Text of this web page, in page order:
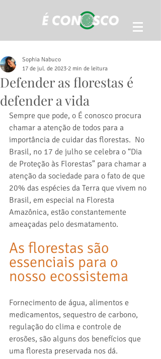
Defender as florestas é
defender a vida
Sophia Nabuco
17 de jul. de 2023 2 min de leitura
Sempre que pode, o É conosco procura
chamar a atenção de todos para a
importância de cuidar das florestas.  No
Brasil, no 17 de julho se celebra o “Dia
de Proteção às Florestas” para chamar a
atenção da sociedade para o fato de que
20% das espécies da Terra que vivem no
Brasil, em especial na Floresta
Amazônica, estão constantemente
ameaçadas pelo desmatamento.
As florestas são
essenciais para o
nosso ecossistema
Fornecimento de água, alimentos e
medicamentos, sequestro de carbono,
regulação do clima e controle de
erosões, são alguns dos benefícios que
uma floresta preservada nos dá.